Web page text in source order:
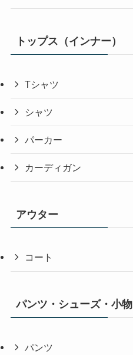
トップス（インナー）
Tシャツ
シャツ
パーカー
カーディガン
アウター
コート
パンツ・シューズ・小物
パンツ